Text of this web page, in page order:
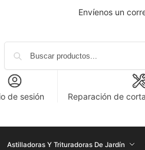
Envíenos un
de sesión Reparación de
Astilladoras Y Trituradoras De Jardín